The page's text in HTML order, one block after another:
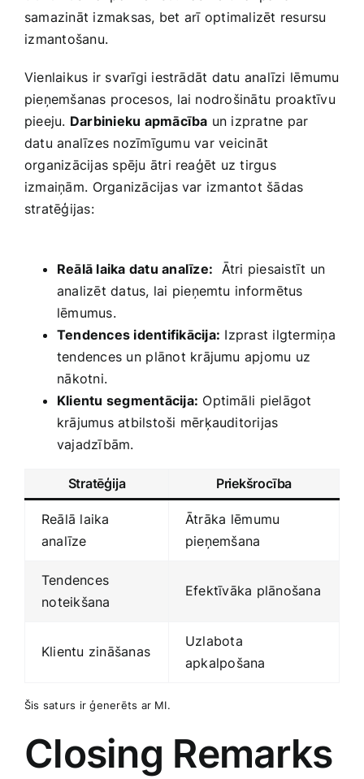
samazināt izmaksas, bet arī⁢ optimalizēt resursu
⁤izmantošanu.
Vienlaikus ir svarīgi iestrādāt datu‌ analīzi ⁤lēmumu
pieņemšanas ⁤procesos, lai nodrošinātu ⁣proaktīvu
pieeju. Darbinieku apmācība un izpratne par
datu analīzes nozīmīgumu ⁤var veicināt
organizācijas spēju ‌ātri​ reaģēt uz tirgus
izmaiņām.⁢ Organizācijas​ var izmantot šādas
stratēģijas: ‌
Reālā laika datu ​analīze: ⁢ Ātri piesaistīt un
analizēt datus, lai pieņemtu ⁢informētus
lēmumus.
Tendences identifikācija: ⁢Izprast ilgtermiņa
tendences un⁢ plānot krājumu apjomu ‌uz
⁣nākotni.
Klientu segmentācija: Optimāli⁣ pielāgot
krājumus atbilstoši mērķauditorijas
vajadzībām.
Stratēģija Priekšrocība
Reālā‍ laika
analīze
Ātrāka ⁣lēmumu
pieņemšana
Tendences
⁢noteikšana
Efektīvāka plānošana
Klientu zināšanas
Uzlabota
apkalpošana
Šis​ saturs ir ​ģenerēts ar MI.
Closing Remarks